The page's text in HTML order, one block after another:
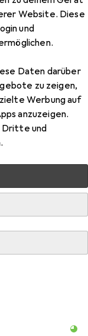
Website. Diese
und
Daten darüber
zu zeigen,
Werbung auf
anzuzeigen.
Dritte und
Planam